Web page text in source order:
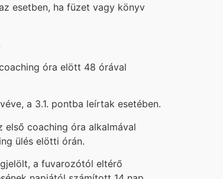
esetben, ha füzet vagy könyv
óra elött 48 órával
a 3.1. pontba leírtak esetében.
coaching óra alkalmával
ülés elötti órán.
a fuvarozótól eltérő